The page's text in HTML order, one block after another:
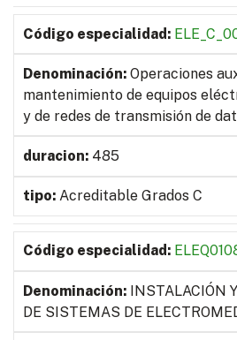
Operaciones
mantenimiento de equipos
y de redes de transmisión de
485
Acreditable Grados C
INSTALACIÓN
DE SISTEMAS DE